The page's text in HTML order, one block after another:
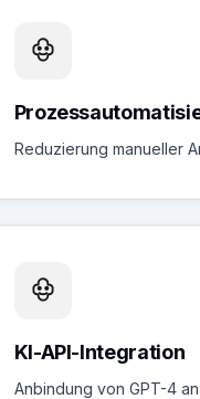
Reduzierung manueller
KI-API-Integration
Anbindung von GPT-4